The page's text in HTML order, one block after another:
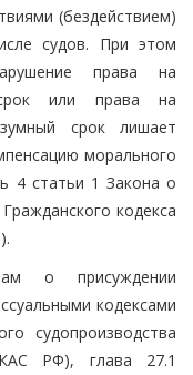
(бездействием)
судов. При этом
права на
или права на
срок лишает
морального
4 статьи 1 Закона о
кодекса
о присуждении
кодексами
судопроизводства
РФ), глава 27.1